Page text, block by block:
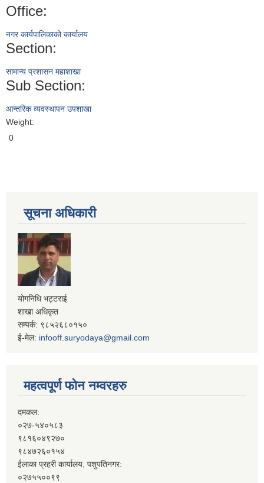
Office:
नगर कार्यपालिकाको कार्यालय
Section:
सामान्य प्रशासन महाशाखा
Sub Section:
आन्तरिक व्यवस्थापन उपशाखा
Weight:
0
सूचना अधिकारी
योगनिधि भट्टराई
शाखा अधिकृत
सम्पर्क: ९८५२६८०१५०
ई-मेल: infooff.suryodaya@gmail.com
महत्वपूर्ण फोन नम्वरहरु
दमकल:
०२७-५४०५८३
९८१६०४९२७०
९८४७२६०१५४
ईलाका प्रहरी कार्यालय, पशुपतिनगर:
०२७५५००९९